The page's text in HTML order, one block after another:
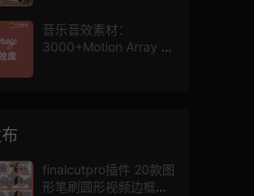
音乐音效素材：
3000+Motion Array 影
finalcutpro插件 20款图
形笔刷圆形视频边框遮